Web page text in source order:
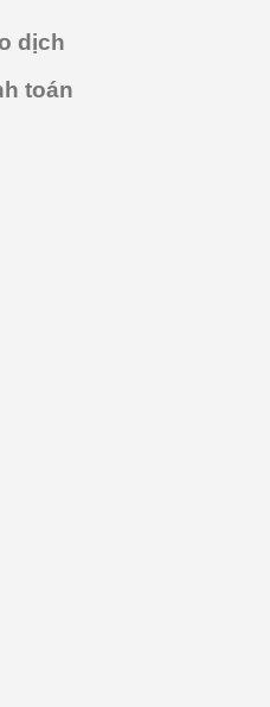
dịch
toán